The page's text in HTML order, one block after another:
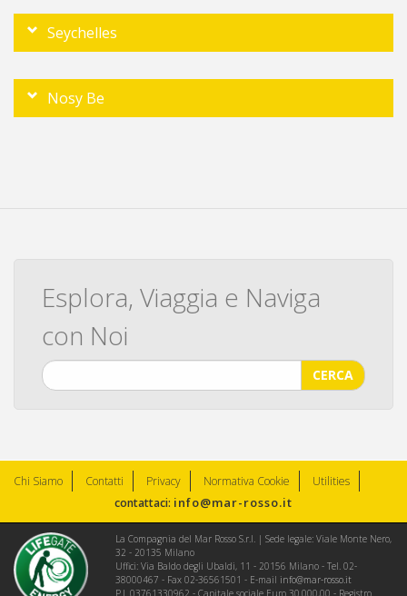
Seychelles
Nosy Be
Esplora, Viaggia e Naviga
con Noi
CERCA
Chi Siamo Contatti Privacy Normativa Cookie
Utilities
contattaci: info@mar-rosso.it
La Compagnia del Mar Rosso S.r.l. | Sede legale: Viale Monte Nero,
32 - 20135 Milano
Uffici: Via Baldo degli Ubaldi, 11 - 20156 Milano - Tel. 02-
38000467 - Fax 02-36561501 - E-mail info@mar-rosso.it
P.I. 03761330962 - Capitale sociale Euro 30.000,00 - Registro